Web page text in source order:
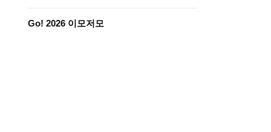
Go! 2026 이모저모